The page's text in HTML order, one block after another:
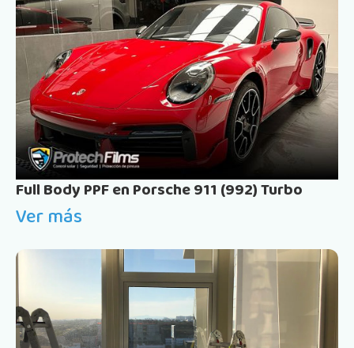
Full Body PPF en Porsche 911 (992) Turbo
Ver más